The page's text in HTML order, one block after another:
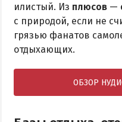
илистый. Из плюсов —
с природой, если не
грязью фанатов
отдыхающих.
ОБЗОР